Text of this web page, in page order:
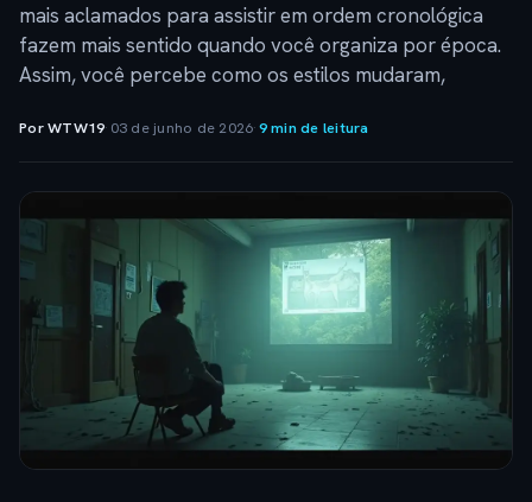
mais aclamados para assistir em ordem cronológica
fazem mais sentido quando você organiza por época.
Assim, você percebe como os estilos mudaram,
Por WTW19· 03 de junho de 2026·9 min de leitura